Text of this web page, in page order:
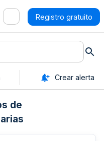
Registro gratuito
Crear alerta
de